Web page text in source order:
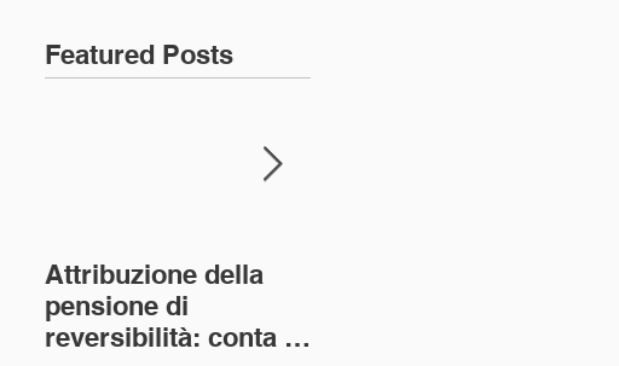
Featured Posts
Attribuzione della
pensione di
reversibilità: conta la